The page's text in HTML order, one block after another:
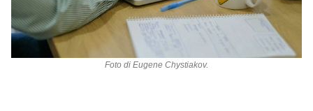
Foto di Eugene Chystiakov.